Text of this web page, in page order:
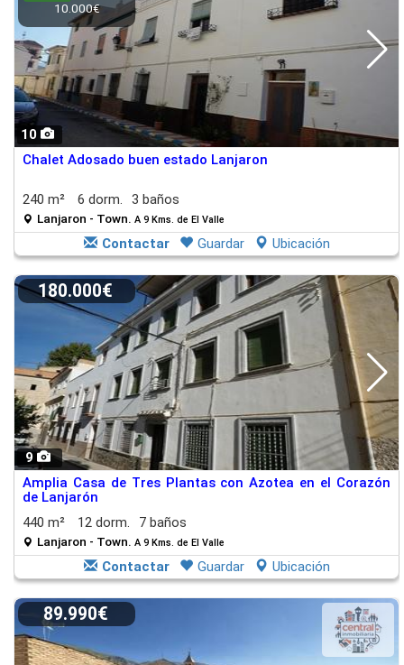
10
10.000€
Chalet Adosado buen estado Lanjaron
240 m² 6 dorm. 3 baños
Lanjaron - Town. A 9 Kms. de El Valle
Contactar Guardar Ubicación
9
180.000€
Amplia Casa de Tres Plantas con Azotea en el Corazón
de Lanjarón
440 m²
12 dorm. 7 baños
Lanjaron - Town. A 9 Kms. de El Valle
Contactar Guardar Ubicación
89.990€